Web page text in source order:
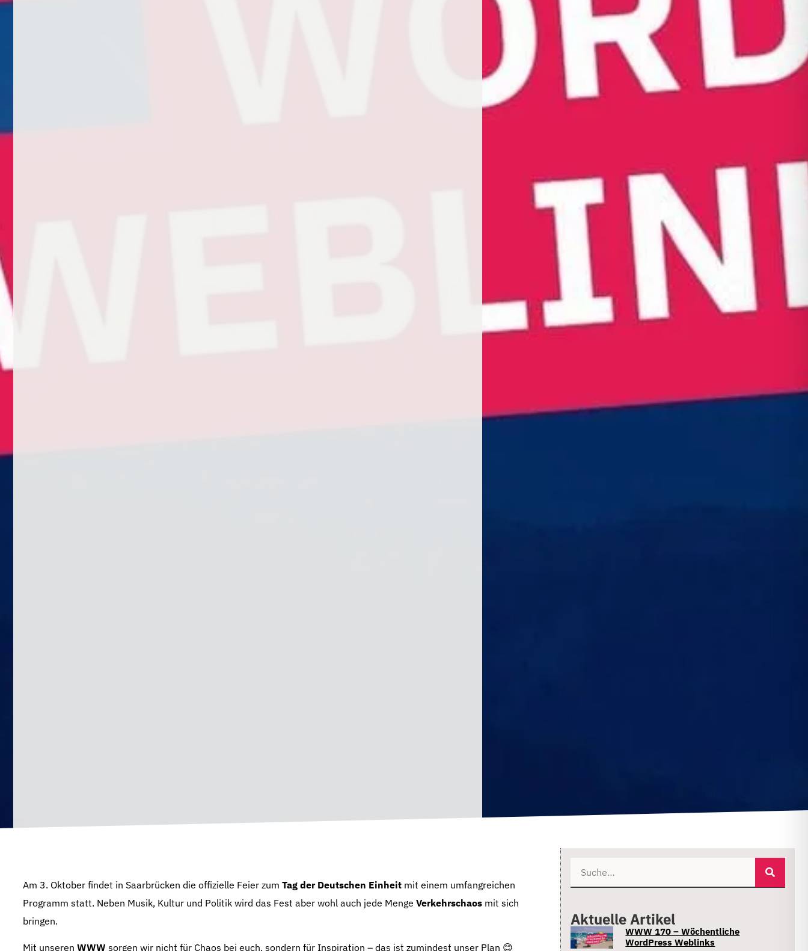
Am 3. Oktober findet in Saarbrücken die offizielle Feier zum Tag der Deutschen Einheit mit einem umfangreichen
Programm statt. Neben Musik, Kultur und Politik wird das Fest aber wohl auch jede Menge Verkehrschaos mit sich
bringen.
Mit unseren WWW sorgen wir nicht für Chaos bei euch, sondern für Inspiration – das ist zumindest unser Plan 😊
Aktuelle Artikel
WWW 170 – Wöchentliche
WordPress Weblinks